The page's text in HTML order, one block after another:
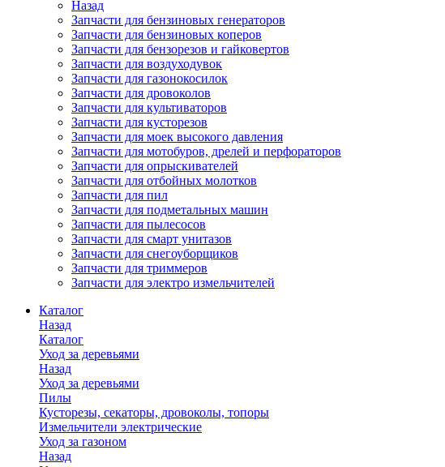
Назад
Запчасти для бензиновых генераторов
Запчасти для бензиновых коперов
Запчасти для бензорезов и гайковертов
Запчасти для воздуходувок
Запчасти для газонокосилок
Запчасти для дровоколов
Запчасти для культиваторов
Запчасти для кусторезов
Запчасти для моек высокого давления
Запчасти для мотобуров, дрелей и перфораторов
Запчасти для опрыскивателей
Запчасти для отбойных молотков
Запчасти для пил
Запчасти для подметальных машин
Запчасти для пылесосов
Запчасти для смарт унитазов
Запчасти для снегоуборщиков
Запчасти для триммеров
Запчасти для электро измельчителей
Каталог
Назад
Каталог
Уход за деревьями
Назад
Уход за деревьями
Пилы
Кусторезы, секаторы, дровоколы, топоры
Измельчители электрические
Уход за газоном
Назад